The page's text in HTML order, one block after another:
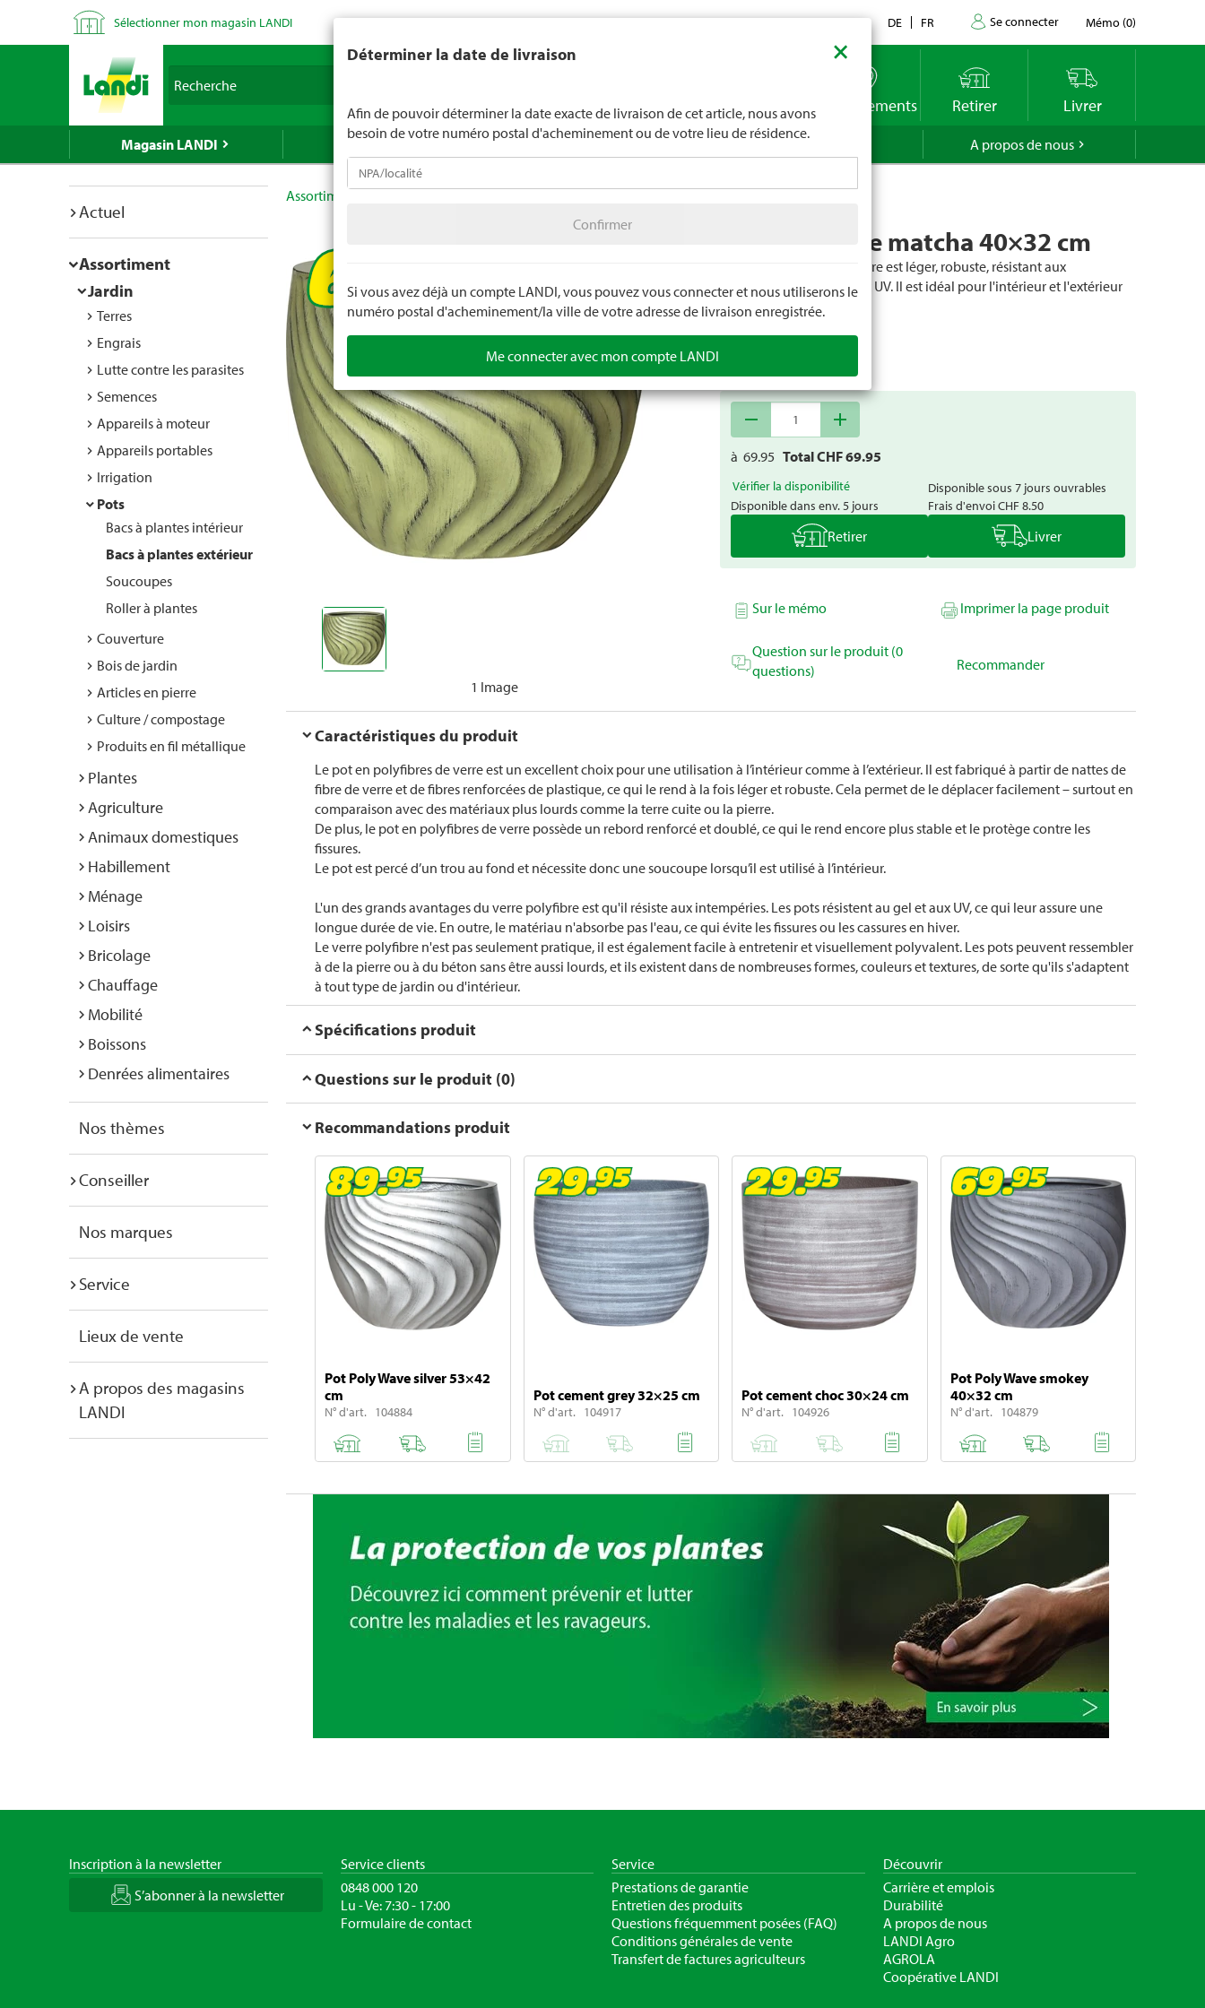
Sélectionner mon magasin LANDI Contact DE FR Se connecter Mémo (0)
LANDI Météo Emplacements Retirer Livrer
Magasin LANDI A propos de nous
Actuel
Assortiment
Jardin
Terres
Engrais
Lutte contre les parasites
Semences
Appareils à moteur
Appareils portables
Irrigation
Pots
Bacs à plantes intérieur
Bacs à plantes extérieur
Soucoupes
Roller à plantes
Couverture
Bois de jardin
Articles en pierre
Culture / compostage
Produits en fil métallique
Plantes
Agriculture
Animaux domestiques
Habillement
Ménage
Loisirs
Bricolage
Chauffage
Mobilité
Boissons
Denrées alimentaires
Nos thèmes
Conseiller
Nos marques
Service
Lieux de vente
A propos des magasins
LANDI
Assortiment
1 Image
Pot Poly Wave matcha 40×32 cm
Le pot en polyfibre de verre est léger, robuste, résistant aux
intempéries, au gel et aux UV. Il est idéal pour l'intérieur et l'extérieur
et facile à entretenir.
Numéro d'article104876
remove add
à 69.95 Total CHF69.95
Vérifier la disponibilité
Disponible dans env. 5 jours
Disponible sous 7 jours ouvrables
Frais d'envoiCHF 8.50
Retirer Livrer
Sur le mémo Imprimer la page produit
Question sur le produit (0
questions)
Recommander
Caractéristiques du produit
Le pot en polyfibres de verre est un excellent choix pour une utilisation à l’intérieur comme à l’extérieur. Il est fabriqué à partir de nattes de
fibre de verre et de fibres renforcées de plastique, ce qui le rend à la fois léger et robuste. Cela permet de le déplacer facilement – surtout en
comparaison avec des matériaux plus lourds comme la terre cuite ou la pierre.
De plus, le pot en polyfibres de verre possède un rebord renforcé et doublé, ce qui le rend encore plus stable et le protège contre les
fissures.
Le pot est percé d’un trou au fond et nécessite donc une soucoupe lorsqu’il est utilisé à l’intérieur.
L'un des grands avantages du verre polyfibre est qu'il résiste aux intempéries. Les pots résistent au gel et aux UV, ce qui leur assure une
longue durée de vie. En outre, le matériau n'absorbe pas l'eau, ce qui évite les fissures ou les cassures en hiver.
Le verre polyfibre n'est pas seulement pratique, il est également facile à entretenir et visuellement polyvalent. Les pots peuvent ressembler
à de la pierre ou à du béton sans être aussi lourds, et ils existent dans de nombreuses formes, couleurs et textures, de sorte qu'ils s'adaptent
à tout type de jardin ou d'intérieur.
Spécifications produit
Questions sur le produit (0)
Recommandations produit
Pot Poly Wave silver 53×42
cm
N° d'art. 104884
Pot cement grey 32×25 cm
N° d'art. 104917
Pot cement choc 30×24 cm
N° d'art. 104926
Pot Poly Wave smokey
40×32 cm
N° d'art. 104879
Inscription à la newsletter
S’abonner à la newsletter
Service clients
0848 000 120
Lu - Ve: 7:30 - 17:00
Formulaire de contact
Service
Prestations de garantie
Entretien des produits
Questions fréquemment posées (FAQ)
Conditions générales de vente
Transfert de factures agriculteurs
Découvrir
Carrière et emplois
Durabilité
A propos de nous
LANDI Agro
AGROLA
Coopérative LANDI
Déterminer la date de livraison ×
Afin de pouvoir déterminer la date exacte de livraison de cet article, nous avons
besoin de votre numéro postal d'acheminement ou de votre lieu de résidence.
Confirmer
Si vous avez déjà un compte LANDI, vous pouvez vous connecter et nous utiliserons le
numéro postal d'acheminement/la ville de votre adresse de livraison enregistrée.
Me connecter avec mon compte LANDI
LANDI ne vend généralement pas d'alcool aux jeunes de moins de 16 ans. La limite